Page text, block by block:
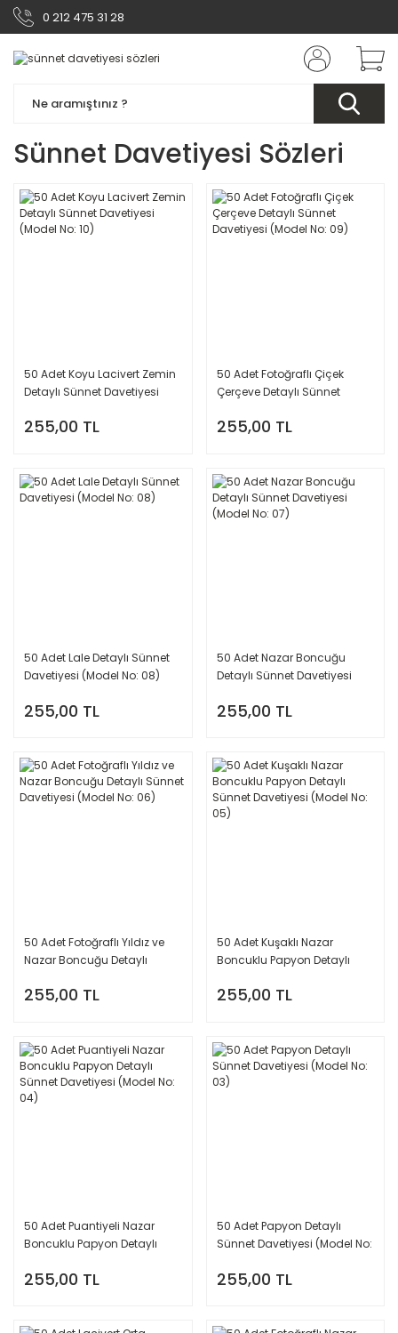
0 212 475 31 28
Sünnet Davetiyesi Sözleri
50 Adet Koyu Lacivert Zemin
Detaylı Sünnet Davetiyesi
255,00 TL
50 Adet Fotoğraflı Çiçek
Çerçeve Detaylı Sünnet
255,00 TL
50 Adet Lale Detaylı Sünnet
Davetiyesi (Model No: 08)
255,00 TL
50 Adet Nazar Boncuğu
Detaylı Sünnet Davetiyesi
255,00 TL
50 Adet Fotoğraflı Yıldız ve
Nazar Boncuğu Detaylı
06)
255,00 TL
50 Adet Kuşaklı Nazar
Boncuklu Papyon Detaylı
05)
255,00 TL
50 Adet Puantiyeli Nazar
Boncuklu Papyon Detaylı
04)
255,00 TL
50 Adet Papyon Detaylı
Sünnet Davetiyesi (Model No:
255,00 TL